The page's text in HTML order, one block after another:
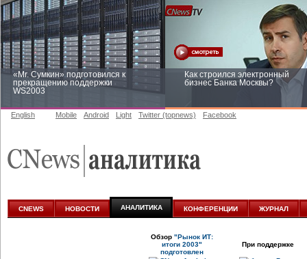
«Mr. Сумкин» подготовился к
прекращению поддержки
WS2003
Как строился электронный
бизнес Банка Москвы?
аналитике
English Mobile Android Light Twitter (topnews) Facebook
CNEWS НОВОСТИ АНАЛИТИКА КОНФЕРЕНЦИИ ЖУРНАЛ
Обзор "Рынок ИТ:
итоги 2003"
подготовлен
При поддержке